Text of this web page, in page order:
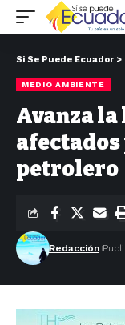
Si Se Puede Ecuador >
MEDIO AMBIENTE
Avanza
petrolero
Redacción